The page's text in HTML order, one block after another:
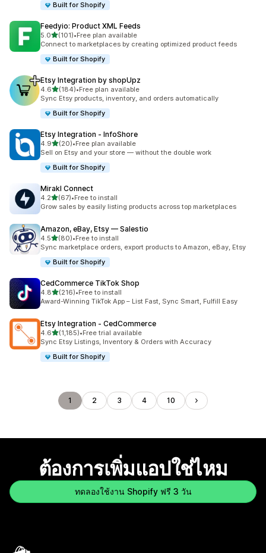
Built for Shopify
Feedyio: Product XML Feeds
5.0เต็ม 5 ดาว
(101)
ทั้งหมด 101 รีวิว
•Free plan available
Connect to marketplaces by creating optimized product feeds
Built for Shopify
Etsy Integration by shopUpz
4.6เต็ม 5 ดาว
(184)
ทั้งหมด 184 รีวิว
•Free plan available
Sync Etsy products, inventory, and orders automatically
Built for Shopify
Etsy Integration ‑ InfoShore
4.9เต็ม 5 ดาว
(20)
ทั้งหมด 20 รีวิว
•Free plan available
Sell on Etsy and your store — without the double work
Built for Shopify
Mirakl Connect
4.2เต็ม 5 ดาว
(67)
ทั้งหมด 67 รีวิว
•Free to install
Grow sales by easily listing products across top marketplaces
Amazon, eBay, Etsy — Salestio
4.5เต็ม 5 ดาว
(80)
ทั้งหมด 80 รีวิว
•Free to install
Sync marketplace orders, export products to Amazon, eBay, Etsy
Built for Shopify
CedCommerce TikTok Shop
4.8เต็ม 5 ดาว
(216)
ทั้งหมด 216 รีวิว
•Free to install
Award-Winning TikTok App – List Fast, Sync Smart, Fulfill Easy
Etsy Integration ‑ CedCommerce
4.6เต็ม 5 ดาว
(1,185)
ทั้งหมด 1185 รีวิว
•Free trial available
Sync Etsy Listings, Inventory & Orders with Accuracy
Built for Shopify
1 2 3 4 10
ต้องการเพิ่มแอปใช่ไหม
ทดลองใช้งาน Shopify ฟรี 3 วัน